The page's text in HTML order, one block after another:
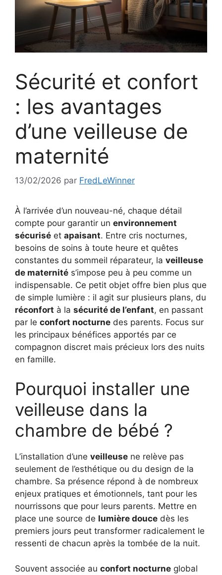
Sécurité et confort
: les avantages
d’une veilleuse de
maternité
13/02/2026 par FredLeWinner
À l’arrivée d’un nouveau-né, chaque détail
compte pour garantir un environnement
sécurisé et apaisant. Entre cris nocturnes,
besoins de soins à toute heure et quêtes
constantes du sommeil réparateur, la veilleuse
de maternité s’impose peu à peu comme un
indispensable. Ce petit objet offre bien plus que
de simple lumière : il agit sur plusieurs plans, du
réconfort à la sécurité de l’enfant, en passant
par le confort nocturne des parents. Focus sur
les principaux bénéfices apportés par ce
compagnon discret mais précieux lors des nuits
en famille.
Pourquoi installer une
veilleuse dans la
chambre de bébé ?
L’installation d’une veilleuse ne relève pas
seulement de l’esthétique ou du design de la
chambre. Sa présence répond à de nombreux
enjeux pratiques et émotionnels, tant pour les
nourrissons que pour leurs parents. Mettre en
place une source de lumière douce dès les
premiers jours peut transformer radicalement le
ressenti de chacun après la tombée de la nuit.
Souvent associée au confort nocturne global